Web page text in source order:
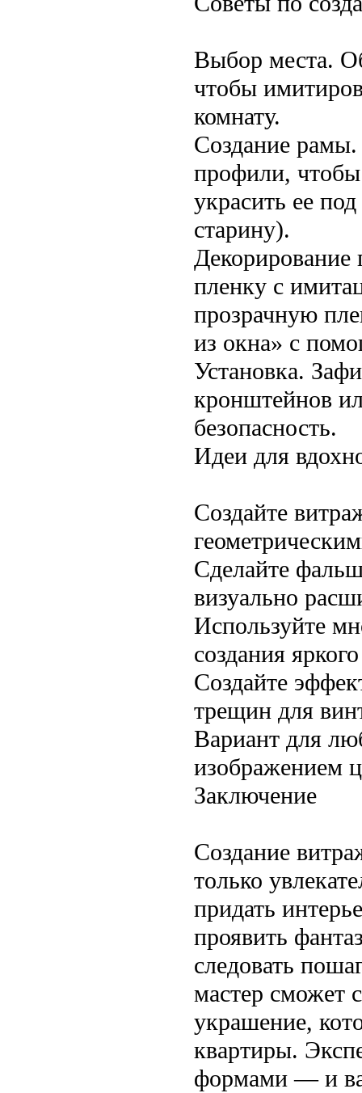
Выбор места.
чтобы
комнату.
Создание рамы.
профили,
украсить ее
старину).
Декорирование
пленку с
прозрачную
из окна» с
Установка.
кронштейнов
безопасность.
Идеи для
Создайте
Сделайте
визуально
Используйте
создания
Создайте
трещин для
Вариант для
изображением
Заключение
Создание
только
придать
проявить
следовать
мастер сможет
украшение,
квартиры.
формами — и